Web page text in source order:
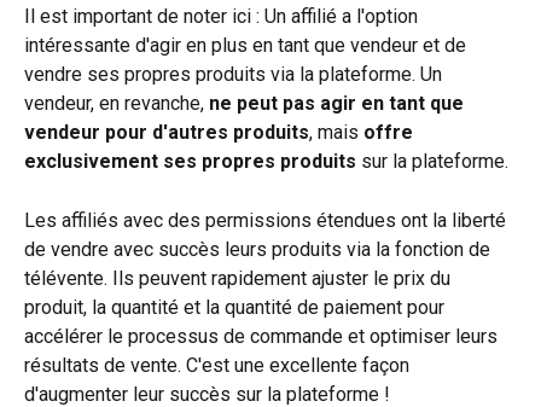
Il est important de noter ici : Un affilié a l'option
intéressante d'agir en plus en tant que vendeur et de
vendre ses propres produits via la plateforme. Un
vendeur, en revanche, ne peut pas agir en tant que
vendeur pour d'autres produits, mais offre
exclusivement ses propres produits sur la plateforme.
Les affiliés avec des permissions étendues ont la liberté
de vendre avec succès leurs produits via la fonction de
télévente. Ils peuvent rapidement ajuster le prix du
produit, la quantité et la quantité de paiement pour
accélérer le processus de commande et optimiser leurs
résultats de vente. C'est une excellente façon
d'augmenter leur succès sur la plateforme !